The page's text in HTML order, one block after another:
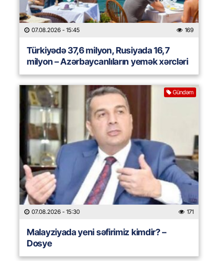
07.08.2026 - 15:45 169
Türkiyədə 37,6 milyon, Rusiyada 16,7
milyon – Azərbaycanlıların yemək xərcləri
Gündəm
07.08.2026 - 15:30 171
Malayziyada yeni səfirimiz kimdir? –
Dosye